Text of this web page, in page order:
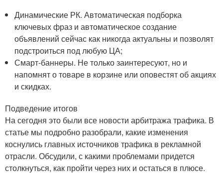
Динамические РК. Автоматическая подборка
ключевых фраз и автоматическое создание
объявлений сейчас как никогда актуальны и позволят
подстроиться под любую ЦА;
Смарт-баннеры. Не только заинтересуют, но и
напомнят о товаре в корзине или оповестят об акциях
и скидках.
Подведение итогов
На сегодня это были все новости арбитража трафика. В
статье мы подробно разобрали, какие изменения
коснулись главных источников трафика в рекламной
отрасли. Обсудили, с какими проблемами придется
столкнуться, как пройти через них и остаться в плюсе.